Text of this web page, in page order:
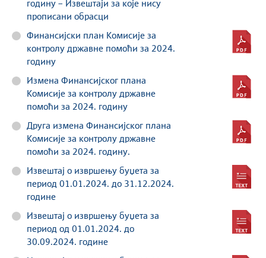
годину – Извештаји за које нису
прописани обрасци
Финансијски план Комисије за
контролу државне помоћи за 2024.
годину
Измена Финансијског плана
Комисије за контролу државне
помоћи за 2024. годину
Друга измена Финансијског плана
Комисије за контролу државне
помоћи за 2024. годину.
Извештај о извршењу буџета за
период 01.01.2024. до 31.12.2024.
године
Извештај о извршењу буџета за
период од 01.01.2024. до
30.09.2024. годинe